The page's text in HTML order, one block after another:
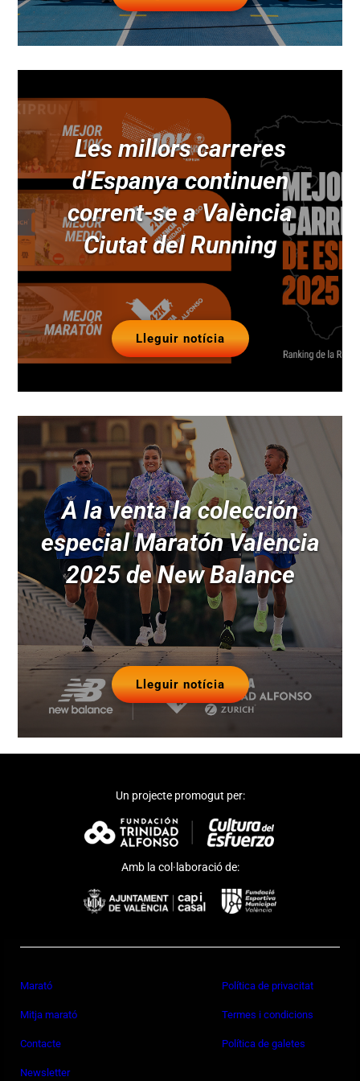
Les millors carreres
d’Espanya continuen
corrent-se a València
Ciutat del Running
Lleguir notícia
A la venta la colección
especial Maratón Valencia
2025 de New Balance
Lleguir notícia
Un projecte promogut per:
Amb la col·laboració de:
Marató
Mitja marató
Contacte
Newsletter
Política de privacitat
Termes i condicions
Política de galetes